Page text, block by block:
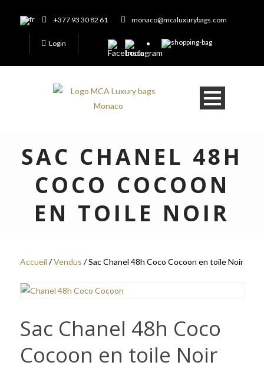
+377 93 30 82 61 monaco@mcaluxurybags.com
Login
SAC CHANEL 48H
COCO COCOON
EN TOILE NOIR
Accueil /Vendus / Sac Chanel 48h Coco Cocoon en toile Noir
Sac Chanel 48h Coco
Cocoon en toile Noir